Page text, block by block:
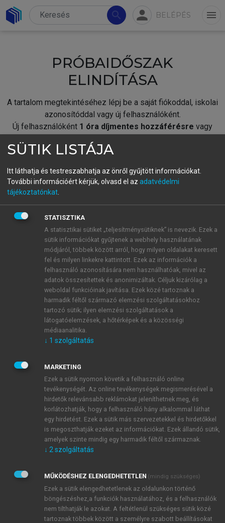
search person BELÉPÉS menu
PRÓBAIDŐSZAK
ELINDÍTÁSA
A tartalom megtekintéséhez lépj be a saját fiókoddal, iskolai
azonosítóddal vagy új felhasználóként.
Új felhasználóként 1 óra díjmentes hozzáférésre vagy
fiókoddal,vagy hozz létre új fiókot.
A regisztráció után apróbaidőszakautomatikusan
BELÉPÉS SAJÁT FIÓKKAL
ÚJ FIÓK LÉTREHOZÁSA
1 óra díjmentes hozzáférés
E-MAIL-CÍM
JELSZÓ
JELSZÓ ÚJRA
Kérek értesítést a MeRSZ újdonságairól, akcióiról.
Kérek értesítést az Akadémiai Kiadó Zrt. újdonságairól,
Adatkezelési tájékoztatóbanfoglaltakat tudomásul
veszem és elfogadom.
Általános vásárlási feltételeket, valamint a szotar.netés a
mersz.huoldalak licencszerződéseiben foglaltakat
tudomásul veszem és elfogadom.
SÜTIK LISTÁJA
Itt láthatja és testreszabhatja az önről gyűjtött információkat.
További információért kérjük, olvasd el az adatvédelmi
tájékoztatónkat
STATISZTIKA
A statisztikai sütiket „teljesítménysütiknek” is nevezik. Ezek a
sütik információkat gyűjtenek a webhely használatának
módjáról, többek között arról, hogy milyen oldalakat keresett
fel és milyen linkekre kattintott. Ezek az információk a
felhasználó azonosítására nem használhatóak, mivel az
adatok összesítettek és anonimizáltak. Céljuk kizárólag a
weboldal funkcióinak javítása. Ezek közé tartoznak a
harmadik féltől származó elemzési szolgáltatásokhoz
tartozó sütik; ilyen elemzési szolgáltatások a
látogatóelemzések, a hőtérképek és a közösségi
médiaanalitika.
↓ 1 szolgáltatás
MARKETING
Ezek a sütik nyomon követik a felhasználó online
tevékenységét. Az online tevékenységek megismerésével a
hirdetők relevánsabb reklámokat jeleníthetnek meg, és
korlátozhatják, hogy a felhasználó hány alkalommal láthat
egy hirdetést. Ezek a sütik más szervezetekkel és hirdetőkkel
is megoszthatják ezeket az információkat. Ezek állandó sütik,
amelyek szinte mindig egy harmadik féltől származnak.
↓ 2 szolgáltatás
MŰKÖDÉSHEZ ELENGEDHETETLEN (mindig szükséges)
Ezek a sütik elengedhetetlenek az oldalunkon történő
böngészéshez,a funkciók használatához, és a felhasználók
nem tilthatják le azokat. A feltétlenül szükséges sütik közé
tartoznak többek között a személyre szabott beállításokat